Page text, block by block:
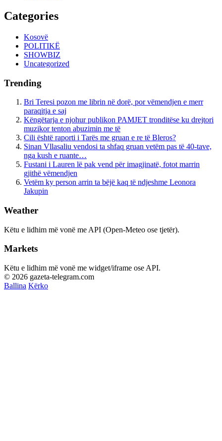
Categories
Kosovë
POLITIKË
SHOWBIZ
Uncategorized
Trending
Bri Teresi pozon me librin në dorë, por vëmendjen e merr
paraqitja e saj
Këngëtarja e njohur publikon PAMJET tronditëse ku drejtori
muzikor tenton abuzimin me të
Cili është raporti i Tarës me gruan e re të Bleros?
Sinan Vllasaliu vendosi ta shfaq gruan vetëm pas të 40-tave,
nga kush e ruante…
Fustani i Lauren lë pak vend për imagjinatë, fotot marrin
gjithë vëmendjen
Vetëm ky person arrin ta bëjë kaq të ndjeshme Leonora
Jakupin
Weather
Këtu e lidhim më vonë me API (Open-Meteo ose tjetër).
Markets
Këtu e lidhim më vonë me widget/iframe ose API.
© 2026 gazeta-telegram.com
Ballina Kërko